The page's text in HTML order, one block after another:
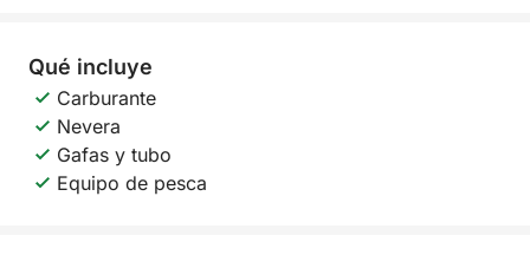
Qué incluye
Carburante
Nevera
Gafas y tubo
Equipo de pesca